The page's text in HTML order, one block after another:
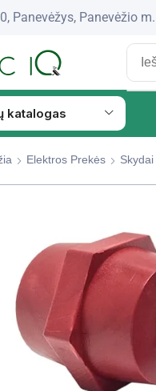
Panevėžys, Panevėžio
katalogas
Elektros Prekės